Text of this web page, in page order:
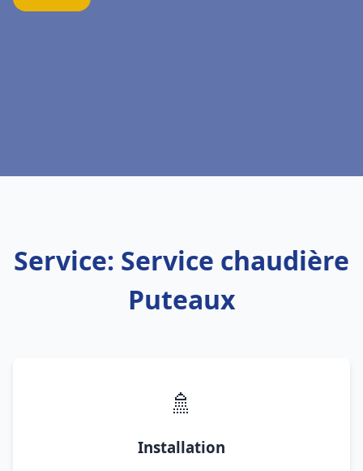
Service: Service chaudière
Puteaux
🚿
Installation